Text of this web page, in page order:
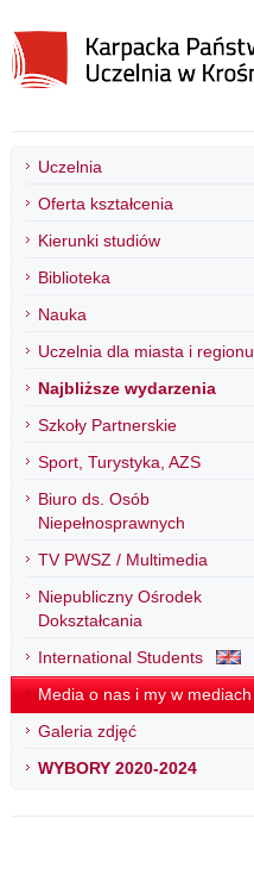
Uczelnia
Oferta kształcenia
Kierunki studiów
Biblioteka
Nauka
Uczelnia dla miasta i regionu
Najbliższe wydarzenia
Szkoły Partnerskie
Sport, Turystyka, AZS
Biuro ds. Osób
Niepełnosprawnych
TV PWSZ / Multimedia
Niepubliczny Ośrodek
Dokształcania
International Students
Media o nas i my w mediach
Galeria zdjęć
WYBORY 2020-2024